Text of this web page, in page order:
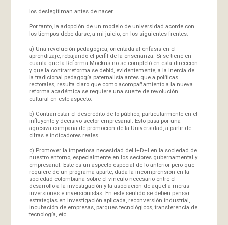
los deslegitiman antes de nacer.
Por tanto, la adopción de un modelo de universidad acorde con
los tiempos debe darse, a mi juicio, en los siguientes frentes:
a) Una revolución pedagógica, orientada al énfasis en el
aprendizaje, rebajando el perfil de la enseñanza. Si se tiene en
cuanta que la Reforma Mockus no se completó en esta dirección
y que la contrarreforma se debió, evidentemente, a la inercia de
la tradicional pedagogía paternalista antes que a políticas
rectorales, resulta claro que como acompañamiento a la nueva
reforma académica se requiere una suerte de revolución
cultural en este aspecto.
b) Contrarrestar el descrédito de lo público, particularmente en el
influyente y decisivo sector empresarial. Esto pasa por una
agresiva campaña de promoción de la Universidad, a partir de
cifras e indicadores reales.
c) Promover la imperiosa necesidad del I+D+I en la sociedad de
nuestro entorno, especialmente en los sectores gubernamental y
empresarial. Este es un aspecto especial de lo anterior pero que
requiere de un programa aparte, dada la incomprensión en la
sociedad colombiana sobre el vínculo necesario entre el
desarrollo a la investigación y la asociación de aquel a meras
inversiones e inversionistas. En este sentido se deben pensar
estrategias en investigación aplicada, reconversión industrial,
incubación de empresas, parques tecnológicos, transferencia de
tecnología, etc.